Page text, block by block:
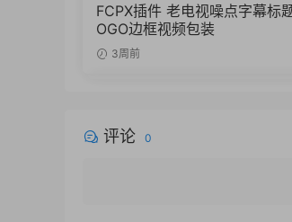
FCPX插件 老电视噪点字幕标
OGO边框视频包装
3周前
评论 0